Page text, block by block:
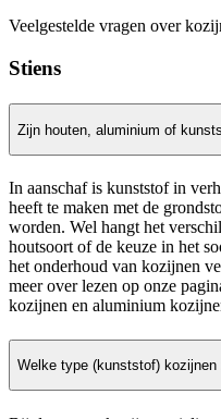
Veelgestelde vragen over
Stiens
Zijn houten, aluminium of
In aanschaf is kunststof in
heeft te maken met de
worden. Wel hangt het
houtsoort of de keuze in het
het onderhoud van kozijnen
meer over lezen op onze
kozijnen en aluminium
Welke type (kunststof)